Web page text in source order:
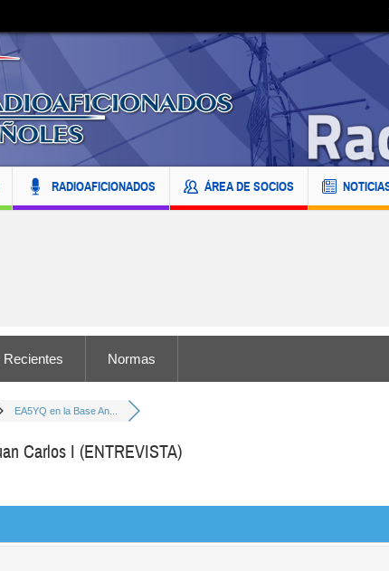
RADIOAFICIONADOS ÁREA DE SOCIOS
Recientes Normas
EA5YQ en la Base An...
Carlos I (ENTREVISTA)